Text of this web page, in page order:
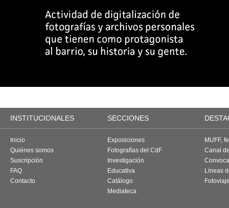
INSTITUCIONALES SECCIONES
Inicio
Quiénes somos
Suscripción
FAQ
Contacto
Exposiciones
Fotografías del CdF
Investigación
Educativa
Catálogo
Mediateca
MUFF,
Canal
Líneas